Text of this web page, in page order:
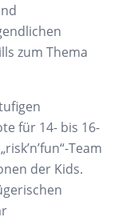
zum Thema
für 14- bis 16-
risk’n’fun“-Team
der Kids.